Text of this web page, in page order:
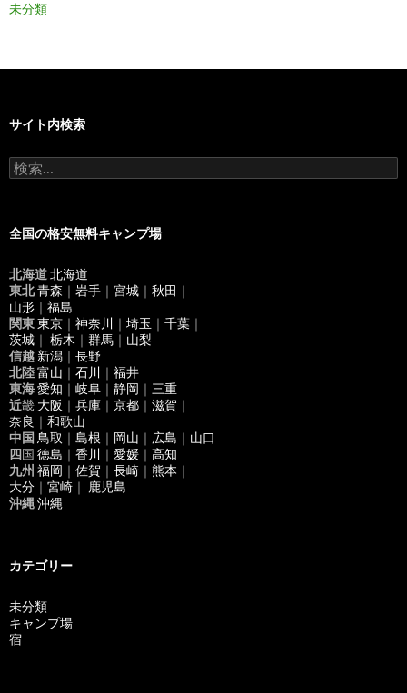
未分類
サイト内検索
検
索
全国の格安無料キャンプ場
北海道北海道
東北青森 ｜ 岩手 ｜ 宮城 ｜ 秋田 ｜
山形 ｜ 福島
関東東京 ｜ 神奈川 ｜ 埼玉 ｜ 千葉 ｜
茨城 ｜ 栃木 ｜ 群馬 ｜ 山梨
信越 新潟 ｜ 長野
北陸富山 ｜ 石川 ｜ 福井
東海愛知 ｜ 岐阜 ｜ 静岡 ｜ 三重
近畿 大阪 ｜ 兵庫 ｜ 京都 ｜ 滋賀 ｜
奈良 ｜ 和歌山
中国 鳥取 ｜ 島根 ｜ 岡山 ｜ 広島 ｜ 山口
四国 徳島 ｜ 香川 ｜ 愛媛 ｜ 高知
九州 福岡 ｜ 佐賀 ｜ 長崎 ｜ 熊本 ｜
大分 ｜ 宮崎 ｜
鹿児島
沖縄沖縄
カテゴリー
未分類
キャンプ場
宿